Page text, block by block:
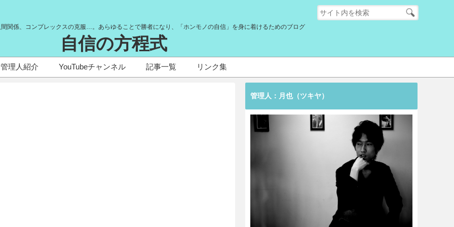
関係、コンプレックスの克服…。あらゆることで勝者になり、「ホンモノの自信」を身に着けるためのブログ
自信の方程式
管理人紹介 YouTubeチャンネル 記事一覧 リンク集
管理人：月也（ツキヤ）